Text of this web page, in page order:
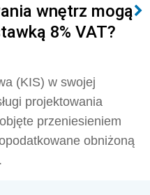
wnętrz mogą
8% VAT?
(KIS) w swojej
projektowania
przeniesieniem
obniżoną